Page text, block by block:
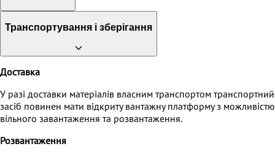
Транспортування і зберігання
Доставка
У разі доставки матеріалів власним транспортом транспортний
засіб повинен мати відкриту вантажну платформу з можливістю
вільного завантаження та розвантаження.
Розвантаження